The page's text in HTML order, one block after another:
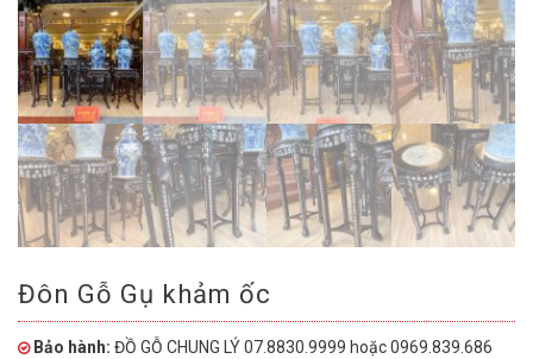
Đôn Gỗ Gụ khảm ốc
Bảo hành: ĐỒ GỖ CHUNG LÝ 07.8830.9999 hoặc 0969.839.686